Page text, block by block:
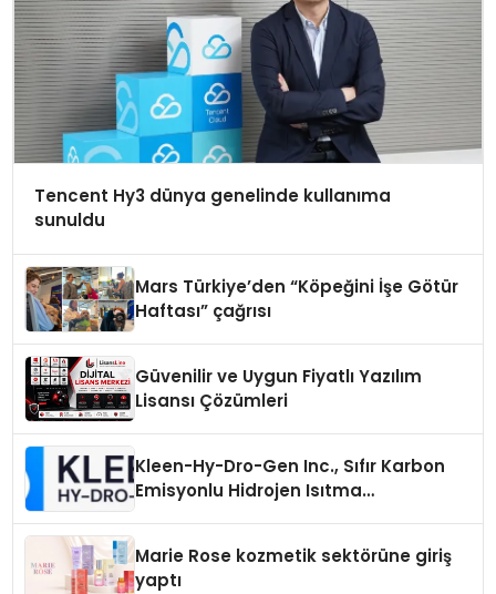
Tencent Hy3 dünya genelinde kullanıma
sunuldu
Mars Türkiye’den “Köpeğini İşe Götür
Haftası” çağrısı
Güvenilir ve Uygun Fiyatlı Yazılım
Lisansı Çözümleri
Kleen-Hy-Dro-Gen Inc., Sıfır Karbon
Emisyonlu Hidrojen Isıtma
Marie Rose kozmetik sektörüne giriş
yaptı